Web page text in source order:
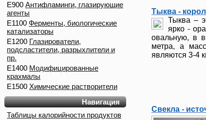
E900 Антифламинги, глазирующие
агенты
E1100 Ферменты, биологические
катализаторы
E1200 Глазирователи,
подсластители, разрыхлители и
пр.
E1400 Модифицированные
крахмалы
E1500 Химические растворители
Навигация
Таблицы калорийности продуктов
Тыква -
Тыква –
ярко -
овальную, в
метра, а
являются 3-4
Свекла -